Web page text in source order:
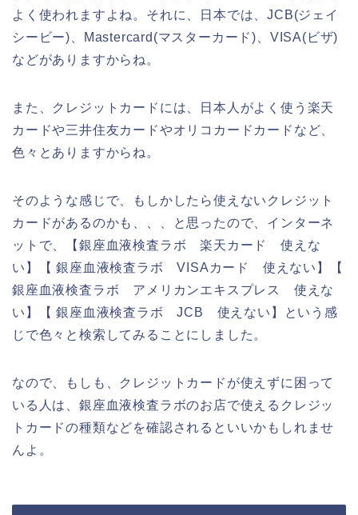
よく使われますよね。それに、日本では、JCB(ジェイ
シービー)、Mastercard(マスターカード)、VISA(ビザ)
などがありますからね。
また、クレジットカードには、日本人がよく使う楽天
カードや三井住友カードやオリコカードカードなど、
色々とありますからね。
そのような感じで、もしかしたら使えないクレジット
カードがあるのかも、、、と思ったので、インターネ
ットで、【銀座血液検査ラボ 楽天カード 使えな
い】【 銀座血液検査ラボ VISAカード 使えない】【
銀座血液検査ラボ アメリカンエキスプレス 使えな
い】【 銀座血液検査ラボ JCB 使えない】という感
じで色々と検索してみることにしました。
なので、もしも、クレジットカードが使えずに困って
いる人は、銀座血液検査ラボのお店で使えるクレジッ
トカードの種類などを確認されるといいかもしれませ
んよ。